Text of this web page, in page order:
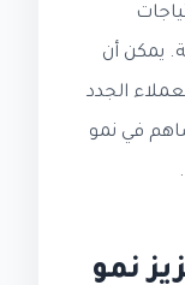
يمكن أن
الجدد
في نمو
نمو